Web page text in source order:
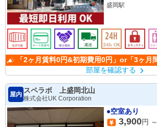
盛岡駅
「2ヶ月賃料0円&初期費用0円」or「3ヶ月
部屋を確認する
屋内
スペラボ 上盛岡北山
株式会社UK Corporation
●空室あり
3,900円 ～